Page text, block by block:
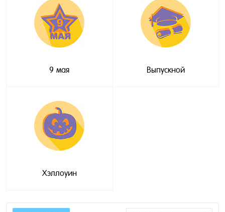
9 мая Выпускной
Хэллоуин